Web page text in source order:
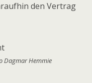
den Vertrag
Dagmar Hemmie